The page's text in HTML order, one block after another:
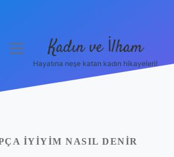
menüyü
Kadın ve İlham
Hayatına neşe katan kadın hikayeleri!
IYIYIM NASIL DENIR